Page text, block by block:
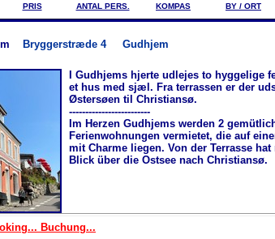
PRIS ANTAL PERS. KOMPAS BY / ORT
Bryggerstræde 4 Gudhjem
I Gudhjems hjerte udlejes to hyggelige
et hus med sjæl. Fra terrassen er der
Østersøen til Christiansø.
-------------------------
Im Herzen Gudhjems werden 2
Ferienwohnungen vermietet, die auf
mit Charme liegen. Von der Terrasse hat
Blick über die Ostsee nach Christiansø.
Buchung...